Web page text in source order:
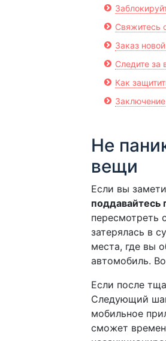
Свяжитесь
Заказ
Следите за
Как
Заключение
Не
вещи
Если вы
поддавайтесь
пересмотреть
затерялась в
места, где вы
автомобиль.
Если после
Следующий
мобильное
сможет